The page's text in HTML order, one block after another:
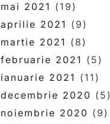
mai 2021 (19)
aprilie 2021 (9)
martie 2021 (8)
februarie 2021 (5)
ianuarie 2021 (11)
decembrie 2020 (5)
noiembrie 2020 (9)